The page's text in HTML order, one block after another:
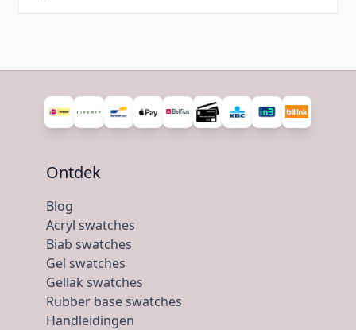
Ontdek
Blog
Acryl swatches
Biab swatches
Gel swatches
Gellak swatches
Rubber base swatches
Handleidingen